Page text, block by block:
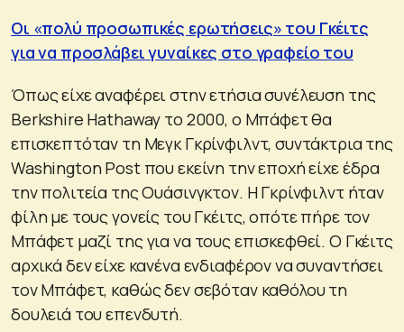
Oι «πολύ προσωπικές ερωτήσεις» του Γκέιτς
για να προσλάβει γυναίκες στο γραφείο του
Όπως είχε αναφέρει στην ετήσια συνέλευση της
Berkshire Hathaway το 2000, ο Μπάφετ θα
επισκεπτόταν τη Μεγκ Γκρίνφιλντ, συντάκτρια της
Washington Post που εκείνη την εποχή είχε έδρα
την πολιτεία της Ουάσινγκτον. Η Γκρίνφιλντ ήταν
φίλη με τους γονείς του Γκέιτς, οπότε πήρε τον
Μπάφετ μαζί της για να τους επισκεφθεί. Ο Γκέιτς
αρχικά δεν είχε κανένα ενδιαφέρον να συναντήσει
τον Μπάφετ, καθώς δεν σεβόταν καθόλου τη
δουλειά του επενδυτή.